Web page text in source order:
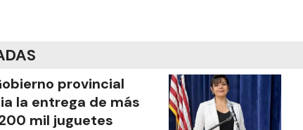
provincial
la entrega de más
mil juguetes